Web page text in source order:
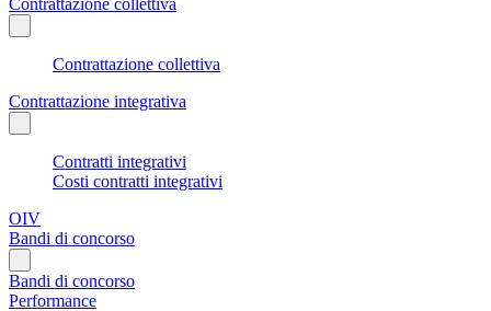
Contrattazione collettiva
Contrattazione integrativa
Contratti integrativi
Costi contratti integrativi
OIV
Bandi di concorso
Bandi di concorso
Performance